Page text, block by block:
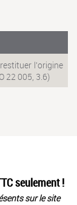
l'origine
22 005, 3.6)
seulement !
sur le site